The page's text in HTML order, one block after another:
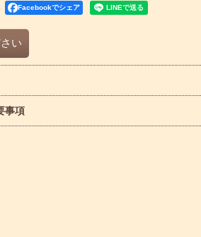
Facebookでシェア
い
事項